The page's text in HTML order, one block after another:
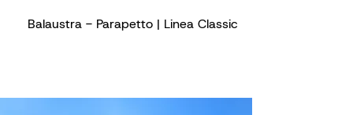
Balaustra - Parapetto | Linea Classic